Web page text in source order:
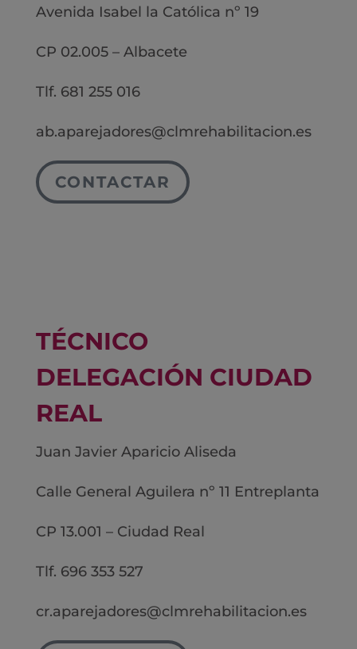
Avenida Isabel la Católica nº 19
CP 02.005 – Albacete
Tlf. 681 255 016
ab.aparejadores@clmrehabilitacion.es
CONTACTAR
TÉCNICO
DELEGACIÓN CIUDAD
REAL
Juan Javier Aparicio Aliseda
Calle General Aguilera nº 11 Entreplanta
CP 13.001 – Ciudad Real
Tlf. 696 353 527
cr.aparejadores@clmrehabilitacion.es